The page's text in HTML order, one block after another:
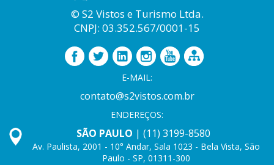
© S2 Vistos e Turismo Ltda.
CNPJ: 03.352.567/0001-15
E-MAIL:
contato@s2vistos.com.br
ENDEREÇOS:
SÃO PAULO | (11) 3199-8580
Av. Paulista, 2001 - 10° Andar, Sala 1023 - Bela Vista, São
Paulo - SP, 01311-300